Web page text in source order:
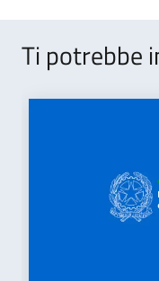
Ti potrebbe